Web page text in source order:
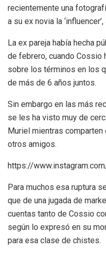
recientemente una
a su ex novia la
La ex pareja había hecha
de febrero, cuando Cossio
sobre los términos en los
de más de 6 años juntos.
Sin embargo en las más
se les ha visto muy de
Muriel mientras comparten
otros amigos.
https://
Para muchos esa ruptura
que de una jugada de
cuentas tanto de Cossio
según lo expresó en su
para esa clase de chistes.